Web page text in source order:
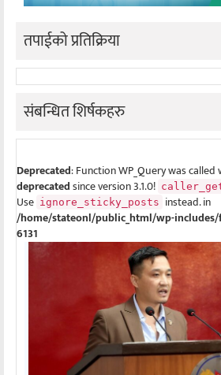
तपाईको प्रतिक्रिया
संबन्धित शिर्षकहरु
Deprecated: Function WP_Query was
deprecatedsince version 3.1.0!
Use ignore_sticky_posts instead. in
/home/stateonl/public_html/wp-
6131